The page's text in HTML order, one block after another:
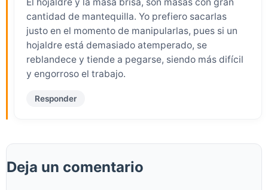
El hojaldre y la masa brisa, son masas con gran
cantidad de mantequilla. Yo prefiero sacarlas
justo en el momento de manipularlas, pues si un
hojaldre está demasiado atemperado, se
reblandece y tiende a pegarse, siendo más difícil
y engorroso el trabajo.
Responder
Deja un comentario